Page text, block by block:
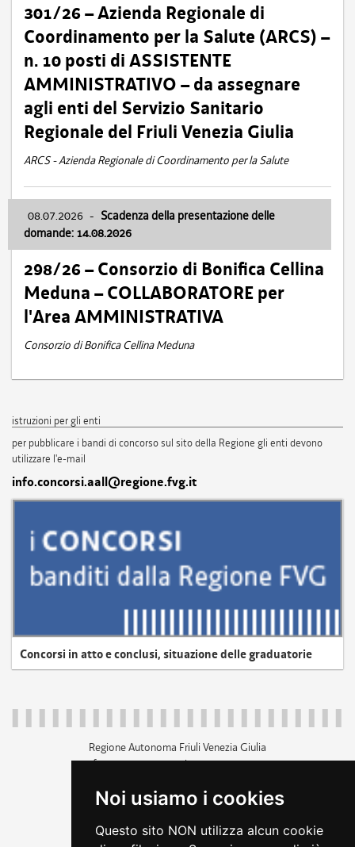
Noi usiamo i cookies
Questo sito NON utilizza alcun cookie
301/26 – Azienda Regionale di
Coordinamento per la Salute (ARCS) –
n. 10 posti di ASSISTENTE
AMMINISTRATIVO – da assegnare
agli enti del Servizio Sanitario
Regionale del Friuli Venezia Giulia
ARCS - Azienda Regionale di Coordinamento per la Salute
08.07.2026 - Scadenza della presentazione delle
domande: 14.08.2026
298/26 – Consorzio di Bonifica Cellina
Meduna – COLLABORATORE per
l'Area AMMINISTRATIVA
Consorzio di Bonifica Cellina Meduna
istruzioni per gli enti
per pubblicare i bandi di concorso sul sito della Regione gli enti devono
utilizzare l'e-mail
info.concorsi.aall@regione.fvg.it
Concorsi in atto e conclusi, situazione delle graduatorie
Regione Autonoma Friuli Venezia Giulia
c.f. 80014930327; p.iva 00526040324
+39 040 3771111